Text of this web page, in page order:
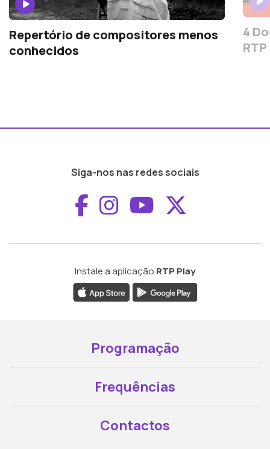
Repertório de compositores menos
conhecidos
4
Siga-nos nas redes sociais
Aceder ao
Aceder ao
Aceder ao
Instale a aplicação RTP Play
Programação
Frequências
Contactos